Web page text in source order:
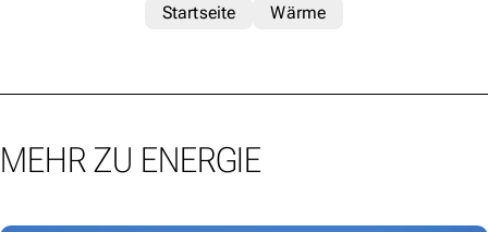
Startseite
Wärme
MEHR ZU ENERGIE